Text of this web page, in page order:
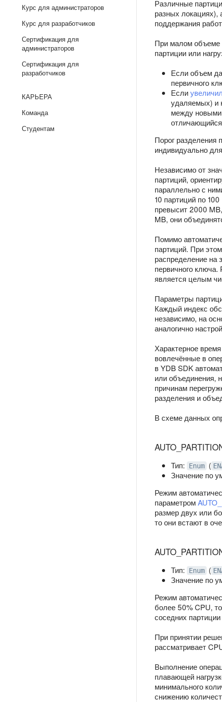
Курс для администраторов
Курс для разработчиков
Сертификация для
администраторов
Сертификация для
разработчиков
КАРЬЕРА
Команда
Студентам
Различные
разных локациях),
поддержания
При малом объеме
партиции или
Если объем
первичного
Если
удаляемых) и
между новыми
Порог разделения
индивидуально
Независимо от
партиций,
параллельно с
10 партиций по
превысит 2000
MB, они
Помимо
партиций. При
распределение на
первичного
является целым
Параметры
Каждый индекс
независимо, на
аналогично
Характерное
вовлечённые в
в YDB SDK
или объединения,
причинам
разделения и
В схеме данных
Тип: Enum (
Значение по
Режим
параметром
размер двух или
то они встают в
Тип: Enum (
Значение по
Режим
более 50% CPU,
соседних
При принятии
рассматривает
Выполнение
плавающей
минимального
снижению